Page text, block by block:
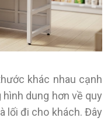
khác nhau cạnh
dung hơn về quy
lối đi cho khách. Đây